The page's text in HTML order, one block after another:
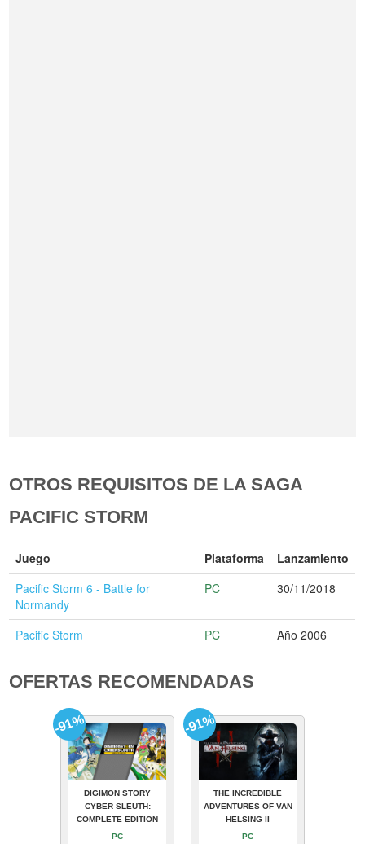
OTROS REQUISITOS DE LA SAGA
PACIFIC STORM
Juego Plataforma
Lanzamiento
Pacific Storm 6 - Battle for
Normandy
PC 30/11/2018
Pacific Storm PC Año 2006
OFERTAS RECOMENDADAS
DIGIMON STORY
CYBER SLEUTH:
COMPLETE EDITION
PC
-91%
THE INCREDIBLE
ADVENTURES OF VAN
HELSING II
PC
-91%